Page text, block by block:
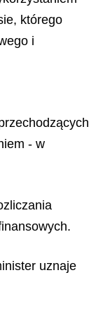
którego
i
- w
uznaje